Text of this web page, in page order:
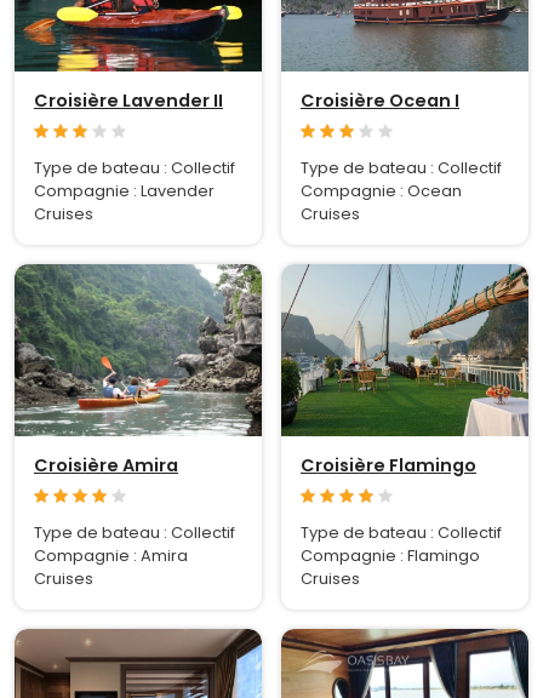
Croisière Lavender II
Type de bateau : Collectif
Compagnie : Lavender
Cruises
Croisière Ocean I
Type de bateau : Collectif
Compagnie : Ocean
Cruises
Croisière Amira
Type de bateau : Collectif
Compagnie : Amira
Cruises
Croisière Flamingo
Type de bateau : Collectif
Compagnie : Flamingo
Cruises